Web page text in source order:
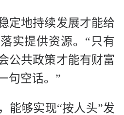
定地持续发展才能给
实提供资源。“只有
公共政策才能有财富
句空话。”
能够实现“按人头”发